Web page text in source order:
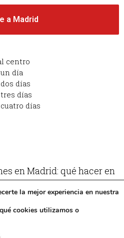
a Madrid
centro
día
días
días
días
en Madrid: qué hacer en
en Madrid: qué hacer
Madridla mejor experiencia en nuestra
cookies utilizamos o